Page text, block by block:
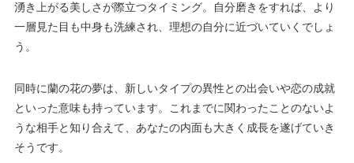
湧き上がる美しさが際立つタイミング。自分磨きをすれば、より
一層見た目も中身も洗練され、理想の自分に近づいていくでしょ
う。
同時に蘭の花の夢は、新しいタイプの異性との出会いや恋の成就
といった意味も持っています。これまでに関わったことのないよ
うな相手と知り合えて、あなたの内面も大きく成長を遂げていき
そうです。